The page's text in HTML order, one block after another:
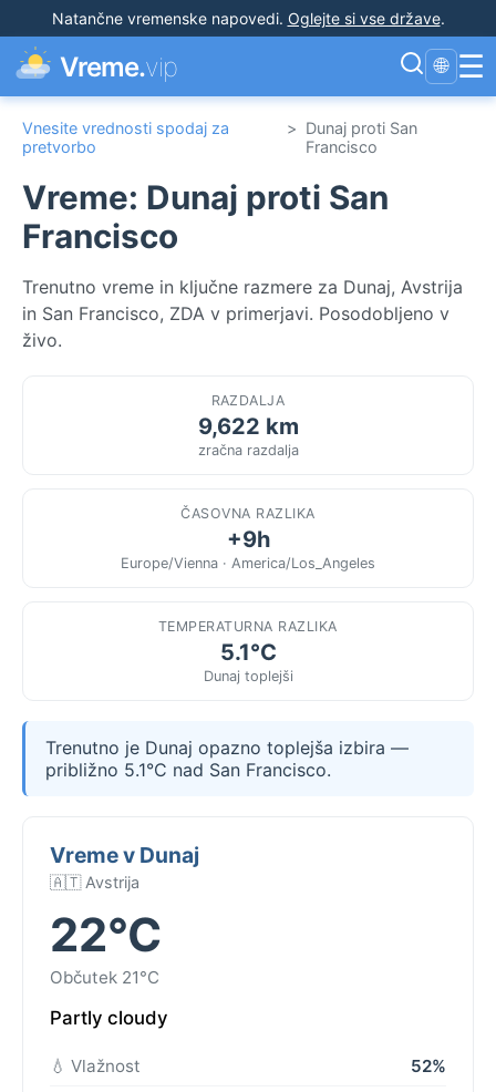
Natančne vremenske napovedi. Oglejte si vse države.
Vreme.vip 🌐 ☰
Vnesite vrednosti spodaj za
pretvorbo
> Dunaj proti San
Francisco
Vreme: Dunaj proti San
Francisco
Trenutno vreme in ključne razmere za Dunaj, Avstrija
in San Francisco, ZDA v primerjavi. Posodobljeno v
živo.
RAZDALJA
9,622 km
zračna razdalja
ČASOVNA RAZLIKA
+9h
Europe/Vienna · America/Los_Angeles
TEMPERATURNA RAZLIKA
5.1°C
Dunaj toplejši
Trenutno je Dunaj opazno toplejša izbira —
približno 5.1°C nad San Francisco.
Vreme v Dunaj
🇦🇹 Avstrija
22°C
Občutek 21°C
Partly cloudy
💧 Vlažnost
52%